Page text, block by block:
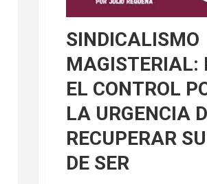
SINDICALISMO
MAGISTERIAL:
EL CONTROL
LA URGENCIA
RECUPERAR
DE SER